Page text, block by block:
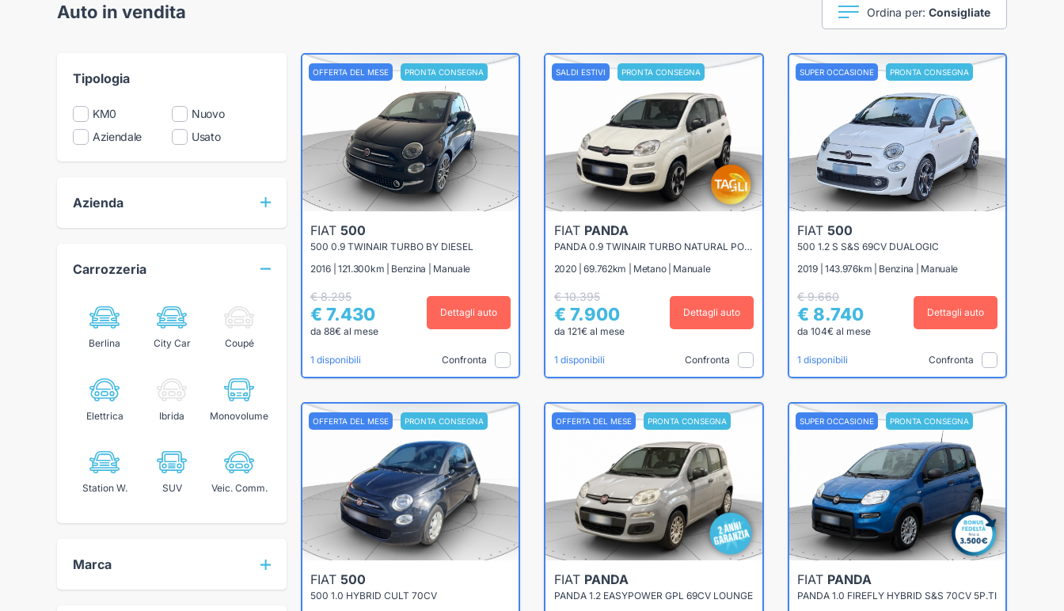
Auto in vendita Ordina per: Consigliate
Tipologia
KM0
Nuovo
Aziendale
Usato
Azienda
Carrozzeria
Berlina City Car Coupé
Elettrica Ibrida Monovolume
Station W. SUV Veic. Comm.
Marca
OFFERTA DEL MESE PRONTA CONSEGNA
FIAT 500
500 0.9 TWINAIR TURBO BY DIESEL
2016 | 121.300km | Benzina | Manuale
€ 8.295
€ 7.430
da 88€ al mese
Dettagli auto
1 disponibili Confronta
SALDI ESTIVI PRONTA CONSEGNA
FIAT PANDA
PANDA 0.9 TWINAIR TURBO NATURAL POWER 70CV EASY
2020 | 69.762km | Metano | Manuale
€ 10.395
€ 7.900
da 121€ al mese
Dettagli auto
1 disponibili Confronta
SUPER OCCASIONE PRONTA CONSEGNA
FIAT 500
500 1.2 S S&S 69CV DUALOGIC
2019 | 143.976km | Benzina | Manuale
€ 9.660
€ 8.740
da 104€ al mese
Dettagli auto
1 disponibili Confronta
OFFERTA DEL MESE PRONTA CONSEGNA
FIAT 500
500 1.0 HYBRID CULT 70CV
OFFERTA DEL MESE PRONTA CONSEGNA
FIAT PANDA
PANDA 1.2 EASYPOWER GPL 69CV LOUNGE
SUPER OCCASIONE PRONTA CONSEGNA
FIAT PANDA
PANDA 1.0 FIREFLY HYBRID S&S 70CV 5P.TI